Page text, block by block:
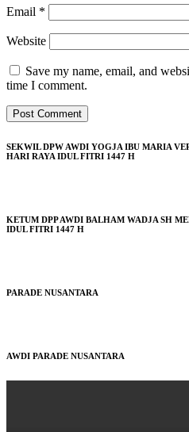
Email *
Website
Save my name, email, and
time I comment.
SEKWIL DPW AWDI YOGJA IBU MARIA
HARI RAYA IDUL FITRI 1447 H
KETUM DPP AWDI BALHAM WADJA SH
IDUL FITRI 1447 H
PARADE NUSANTARA
AWDI PARADE NUSANTARA